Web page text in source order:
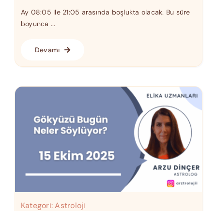
Ay 08:05 ile 21:05 arasında boşlukta olacak. Bu süre
boyunca ...
Devamı
Kategori:Astroloji